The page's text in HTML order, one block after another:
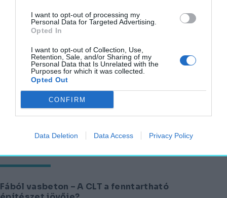
I want to opt-out of processing my
Personal Data for Targeted Advertising.
Opted In
I want to opt-out of Collection, Use,
Retention, Sale, and/or Sharing of my
Personal Data that Is Unrelated with the
Purposes for which it was collected.
Opted Out
CONFIRM
Data Deletion Data Access Privacy Policy
Szuperfa: Erősebb, mint az acél, megállítja a
puskagolyót is
2025. augusztus 11.
15 perces város, kenderház, passzívház – Mi
mit jelent?
2025. január 23.
Fából vasbeton – A CLT a fenntartható